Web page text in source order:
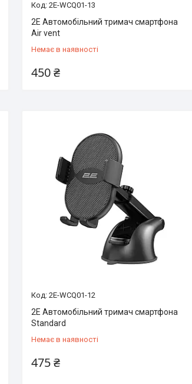
2E-WCQ01-13
2E Автомобільний тримач смартфона
Air vent
Немає в наявності
450 ₴
2E-WCQ01-12
2E Автомобільний тримач смартфона
Standard
Немає в наявності
475 ₴